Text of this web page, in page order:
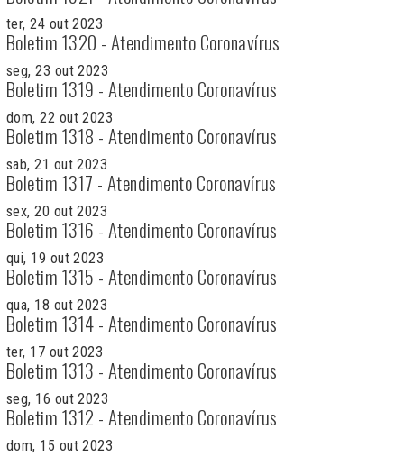
ter, 24 out 2023
Boletim 1320 - Atendimento Coronavírus
seg, 23 out 2023
Boletim 1319 - Atendimento Coronavírus
dom, 22 out 2023
Boletim 1318 - Atendimento Coronavírus
sab, 21 out 2023
Boletim 1317 - Atendimento Coronavírus
sex, 20 out 2023
Boletim 1316 - Atendimento Coronavírus
qui, 19 out 2023
Boletim 1315 - Atendimento Coronavírus
qua, 18 out 2023
Boletim 1314 - Atendimento Coronavírus
ter, 17 out 2023
Boletim 1313 - Atendimento Coronavírus
seg, 16 out 2023
Boletim 1312 - Atendimento Coronavírus
dom, 15 out 2023